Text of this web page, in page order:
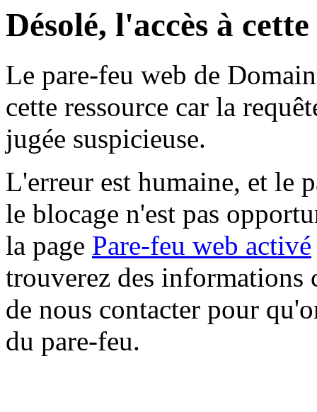
Désolé, l'accès à
Le pare-feu web de
cette ressource car la
jugée suspicieuse.
L'erreur est humaine, et le
le blocage n'est pas
la page Pare-feu web activé
trouverez des informations
de nous contacter pour
du pare-feu.